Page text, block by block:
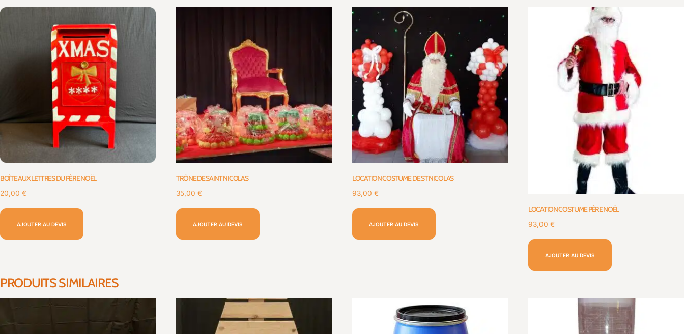
BOÎTE AUX LETTRES DU PÈRE NOËL
20,00 €
AJOUTER AU DEVIS
TRÔNE DE SAINT NICOLAS
35,00 €
AJOUTER AU DEVIS
LOCATION COSTUME DE ST NICOLAS
93,00 €
AJOUTER AU DEVIS
LOCATION COSTUME PÈRE NOËL
93,00 €
AJOUTER AU DEVIS
PRODUITS SIMILAIRES